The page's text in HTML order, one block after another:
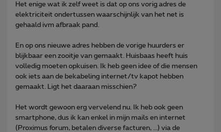
Het enige wat ik zelf weet is dat op ons vorig adres de
elektriciteit ondertussen waarschijnlijk van het net is
gehaald ivm afbraak pand.
En op ons nieuwe adres hebben de vorige huurders er
blijkbaar een zooitje van gemaakt. Huisbaas heeft huis
volledig moeten opkuisen. Ik heb geen idee of die mensen
ook iets aan de bekabeling internet/tv kapot hebben
gemaakt. Ligt het daaraan misschien?
Het wordt gewoon erg vervelend nu. Ik heb ook geen
smartphone, dus ik kan enkel in mijn mails en internet
(Proximus forum, betalen diverse facturen, ...) via de